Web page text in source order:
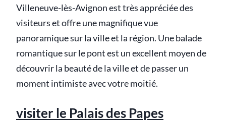
Villeneuve-lès-Avignon est très appréciée des
visiteurs et offre une magnifique vue
panoramique sur la ville et la région. Une balade
romantique sur le pont est un excellent moyen de
découvrir la beauté de la ville et de passer un
moment intimiste avec votre moitié.
visiter le Palais des Papes